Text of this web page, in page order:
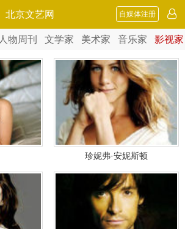
北京文艺网 自媒体注册
人物周刊 文学家 美术家 音乐家 影视家
珍妮弗·安妮斯顿